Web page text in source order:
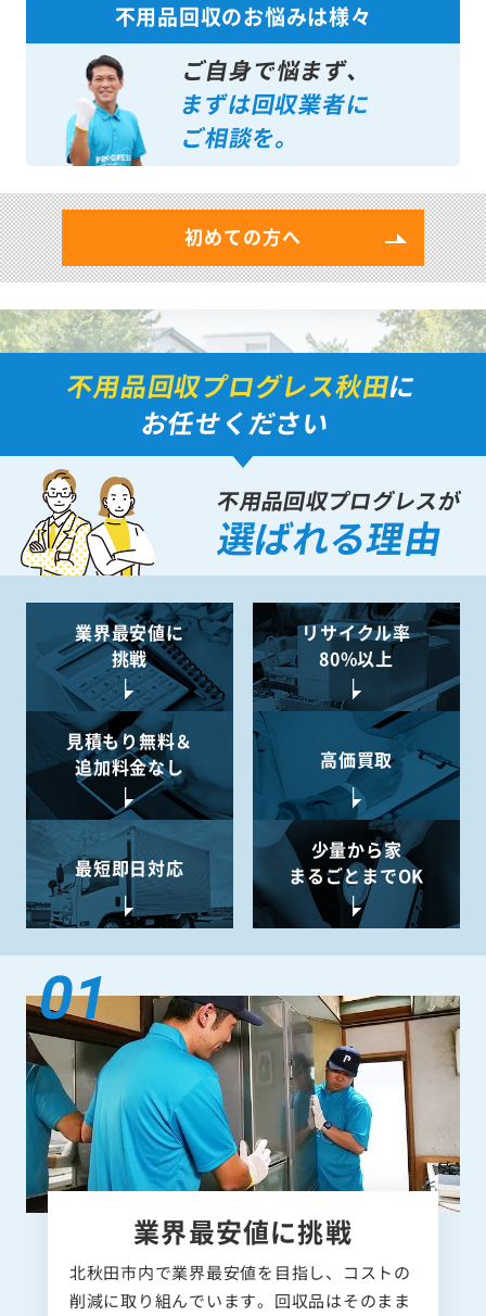
不用品回収のお悩みは様々
ご自身で悩まず、
まずは回収業者に
ご相談を。
初めての方へ
不用品回収プログレス秋田に
お任せください
不用品回収プログレスが
選ばれる理由
業界最安値に
挑戦
リサイクル率
80%以上
見積もり無料＆
追加料金なし
高価買取
最短即日対応
少量から家
まるごとまでOK
業界最安値に挑戦
北秋田市内で業界最安値を目指し、コストの
削減に取り組んでいます。回収品はそのまま